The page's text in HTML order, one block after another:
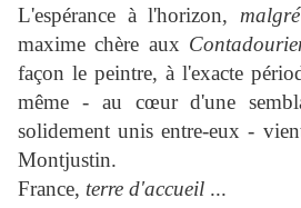
L'espérance à l'horizon,
maxime chère aux
façon le peintre, à l'exacte
même - au cœur d'une
solidement unis entre-eux -
Montjustin.
France, terre d'accueil ...